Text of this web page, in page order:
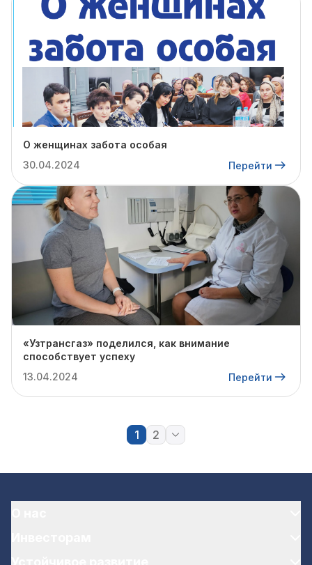
О женщинах забота особая
30.04.2024
Перейти
«Узтрансгаз» поделился, как внимание
способствует успеху
13.04.2024
Перейти
1 2